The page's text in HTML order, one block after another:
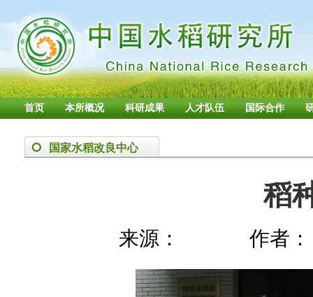
首页 本所概况 科研成果 人才队伍 国际合作
国家水稻改良中心
稻
来源： 作者：